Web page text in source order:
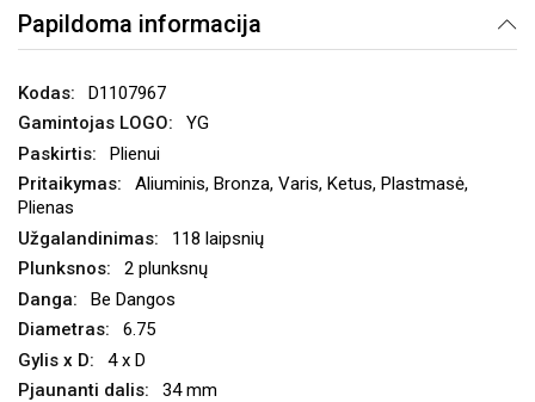
Papildoma informacija
D1107967
YG
Plienui
Aliuminis, Bronza, Varis, Ketus, Plastmasė,
Plienas
118 laipsnių
2 plunksnų
Be Dangos
6.75
4 x D
34 mm